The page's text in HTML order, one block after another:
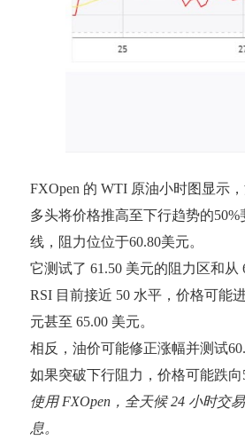
FXOpen 的 WTI 原油小时图显示
多头将价格推高至下行趋势的
线，阻力位位于60.80美元。
它测试了 61.50 美元的阻力区和从
RSI 目前接近 50 水平，价格可能
元甚至 65.00 美元。
相反，油价可能修正涨幅并测试
如果突破下行阻力，价格可能跌向
使用 FXOpen，全天候 24 小时交
息。